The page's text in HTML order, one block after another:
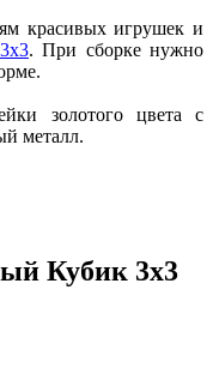
красивых игрушек и
. При сборке нужно
золотого цвета c
металл.
Кубик 3х3